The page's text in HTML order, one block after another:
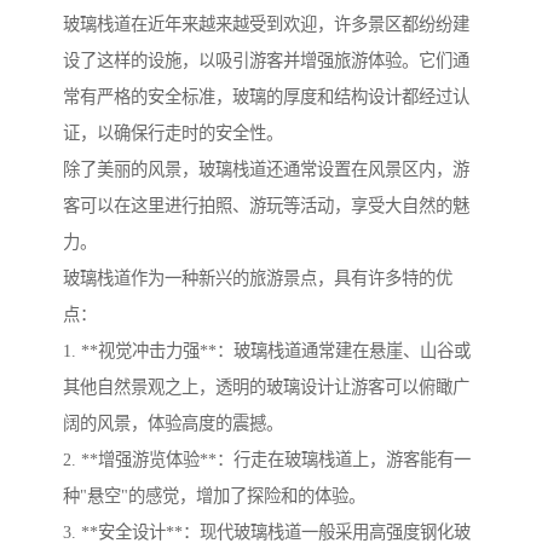
玻璃栈道在近年来越来越受到欢迎，许多景区都纷纷建
设了这样的设施，以吸引游客并增强旅游体验。它们通
常有严格的安全标准，玻璃的厚度和结构设计都经过认
证，以确保行走时的安全性。
除了美丽的风景，玻璃栈道还通常设置在风景区内，游
客可以在这里进行拍照、游玩等活动，享受大自然的魅
力。
玻璃栈道作为一种新兴的旅游景点，具有许多特的优
点：
1. **视觉冲击力强**：玻璃栈道通常建在悬崖、山谷或
其他自然景观之上，透明的玻璃设计让游客可以俯瞰广
阔的风景，体验高度的震撼。
2. **增强游览体验**：行走在玻璃栈道上，游客能有一
种"悬空"的感觉，增加了探险和的体验。
3. **安全设计**：现代玻璃栈道一般采用高强度钢化玻